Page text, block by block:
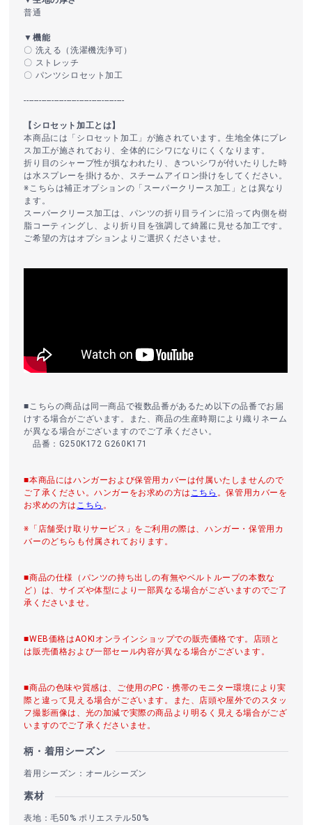
普通
▼機能
〇 洗える（洗濯機洗浄可）
〇 ストレッチ
〇 パンツシロセット加工
----------------------------------------
【シロセット加工とは】
本商品には「シロセット加工」が施されています。生地全体にプレ
ス加工が施されており、全体的にシワになりにくくなります。
折り目のシャープ性が損なわれたり、きついシワが付いたりした時
は水スプレーを掛けるか、スチームアイロン掛けをしてください。
※こちらは補正オプションの「スーパークリース加工」とは異なり
ます。
スーパークリース加工は、パンツの折り目ラインに沿って内側を樹
脂コーティングし、より折り目を強調して綺麗に見せる加工です。
ご希望の方はオプションよりご選択くださいませ。
■こちらの商品は同一商品で複数品番があるため以下の品番でお届
けする場合がございます。また、商品の生産時期により織りネーム
が異なる場合がございますのでご了承ください。
品番：G250K172 G260K171
■本商品にはハンガーおよび保管用カバーは付属いたしませんので
ご了承ください。ハンガーをお求めの方は こちら 。保管用カバーを
お求めの方は こちら 。
※「店舗受け取りサービス」をご利用の際は、ハンガー・保管用カ
バーのどちらも付属されております。
■商品の仕様（パンツの持ち出しの有無やベルトループの本数な
ど）は、サイズや体型により一部異なる場合がございますのでご了
承くださいませ。
■WEB価格はAOKIオンラインショップでの販売価格です。店頭と
は販売価格および一部セール内容が異なる場合がございます。
■商品の色味や質感は、ご使用のPC・携帯のモニター環境により実
際と違って見える場合がございます。また、店頭や屋外でのスタッ
フ撮影画像は、光の加減で実際の商品より明るく見える場合がござ
いますのでご了承くださいませ。
柄・着用シーズン
着用シーズン：オールシーズン
素材
表地：毛50% ポリエステル50%